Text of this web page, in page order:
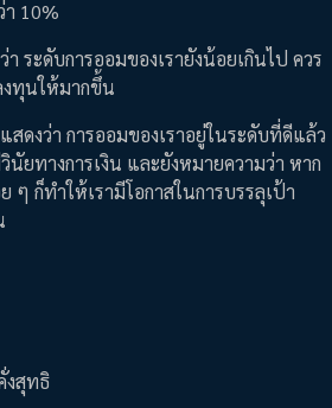
10%
ระดับการออมของเรายังน้อยเกินไป ควร
ทุนให้มากขึ้น
ดงว่า การออมของเราอยู่ในระดับที่ดีแล้ว
ยทางการเงิน และยังหมายความว่า หาก
ๆ ก็ทำให้เรามีโอกาสในการบรรลุเป้า
งสุทธิ